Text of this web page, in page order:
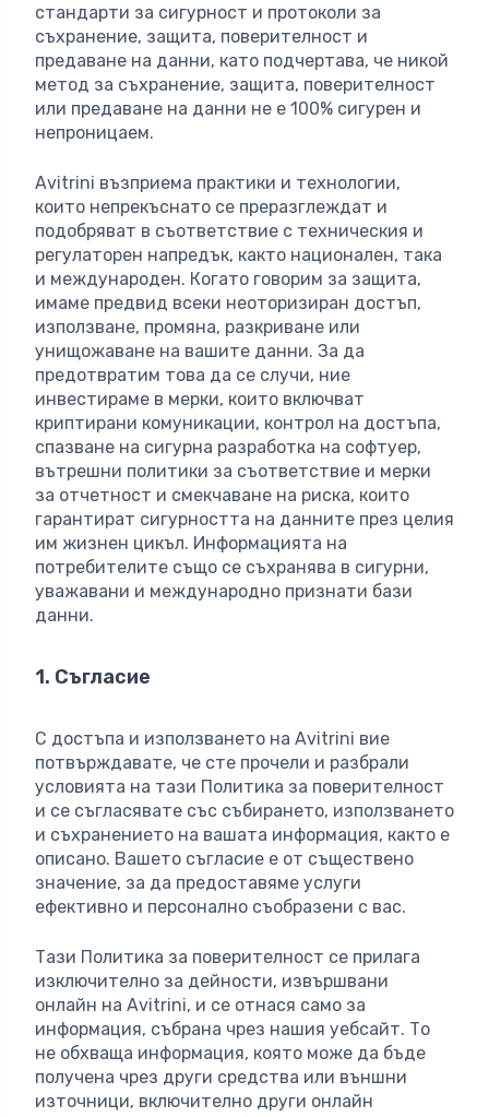
стандарти за сигурност и протоколи за
съхранение, защита, поверителност и
предаване на данни, като подчертава, че никой
метод за съхранение, защита, поверителност
или предаване на данни не е 100% сигурен и
непроницаем.
Avitrini възприема практики и технологии,
които непрекъснато се преразглеждат и
подобряват в съответствие с техническия и
регулаторен напредък, както национален, така
и международен. Когато говорим за защита,
имаме предвид всеки неоторизиран достъп,
използване, промяна, разкриване или
унищожаване на вашите данни. За да
предотвратим това да се случи, ние
инвестираме в мерки, които включват
криптирани комуникации, контрол на достъпа,
спазване на сигурна разработка на софтуер,
вътрешни политики за съответствие и мерки
за отчетност и смекчаване на риска, които
гарантират сигурността на данните през целия
им жизнен цикъл. Информацията на
потребителите също се съхранява в сигурни,
уважавани и международно признати бази
данни.
1. Съгласие
С достъпа и използването на Avitrini вие
потвърждавате, че сте прочели и разбрали
условията на тази Политика за поверителност
и се съгласявате със събирането, използването
и съхранението на вашата информация, както е
описано. Вашето съгласие е от съществено
значение, за да предоставяме услуги
ефективно и персонално съобразени с вас.
Тази Политика за поверителност се прилага
изключително за дейности, извършвани
онлайн на Avitrini, и се отнася само за
информация, събрана чрез нашия уебсайт. То
не обхваща информация, която може да бъде
получена чрез други средства или външни
източници, включително други онлайн